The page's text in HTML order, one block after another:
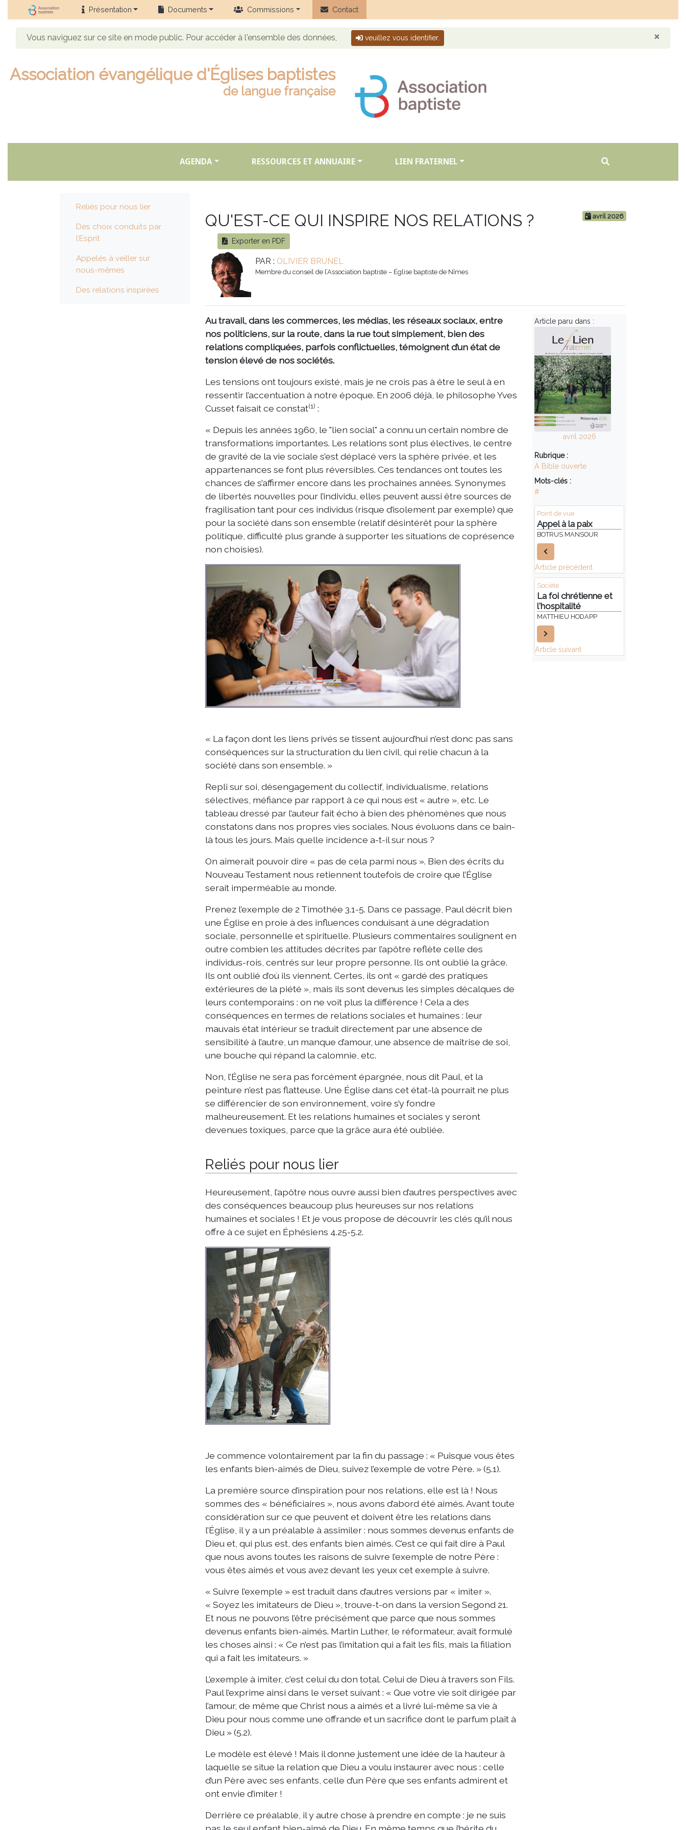
Présentation Documents Commissions Contact
Vous naviguez sur ce site en mode public. Pour accéder à l'ensemble des données, veuillez vous identifier. ×
Association évangélique d'Églises baptistes
de langue française
AGENDA RESSOURCES ET ANNUAIRE LIEN FRATERNEL
Reliés pour nous lier
Des choix conduits par
l’Esprit
Appelés à veiller sur
nous-mêmes
Des relations inspirées
avril 2026
QU'EST-CE QUI INSPIRE NOS RELATIONS ?
Exporter en PDF
PAR : OLIVIER BRUNEL
Membre du conseil de l’Association baptiste – Église baptiste de Nîmes
Au travail, dans les commerces, les médias, les réseaux sociaux, entre
nos politiciens, sur la route, dans la rue tout simplement, bien des
relations compliquées, parfois conflictuelles, témoignent d’un état de
tension élevé de nos sociétés.
Les tensions ont toujours existé, mais je ne crois pas à être le seul à en
ressentir l’accentuation à notre époque. En 2006 déjà, le philosophe Yves
Cusset faisait ce constat(1) :
« Depuis les années 1960, le "lien social" a connu un certain nombre de
transformations importantes. Les relations sont plus électives, le centre
de gravité de la vie sociale s’est déplacé vers la sphère privée, et les
appartenances se font plus réversibles. Ces tendances ont toutes les
chances de s’affirmer encore dans les prochaines années. Synonymes
de libertés nouvelles pour l’individu, elles peuvent aussi être sources de
fragilisation tant pour ces individus (risque d’isolement par exemple) que
pour la société dans son ensemble (relatif désintérêt pour la sphère
politique, difficulté plus grande à supporter les situations de coprésence
non choisies).
« La façon dont les liens privés se tissent aujourd’hui n’est donc pas sans
conséquences sur la structuration du lien civil, qui relie chacun à la
société dans son ensemble. »
Repli sur soi, désengagement du collectif, individualisme, relations
sélectives, méfiance par rapport à ce qui nous est « autre », etc. Le
tableau dressé par l’auteur fait écho à bien des phénomènes que nous
constatons dans nos propres vies sociales. Nous évoluons dans ce bain-
là tous les jours. Mais quelle incidence a-t-il sur nous ?
On aimerait pouvoir dire « pas de cela parmi nous ». Bien des écrits du
Nouveau Testament nous retiennent toutefois de croire que l’Église
serait imperméable au monde.
Prenez l’exemple de 2 Timothée 3.1-5. Dans ce passage, Paul décrit bien
une Église en proie à des influences conduisant à une dégradation
sociale, personnelle et spirituelle. Plusieurs commentaires soulignent en
outre combien les attitudes décrites par l’apôtre reflète celle des
individus-rois, centrés sur leur propre personne. Ils ont oublié la grâce.
Ils ont oublié d’où ils viennent. Certes, ils ont « gardé des pratiques
extérieures de la piété », mais ils sont devenus les simples décalques de
leurs contemporains : on ne voit plus la différence ! Cela a des
conséquences en termes de relations sociales et humaines : leur
mauvais état intérieur se traduit directement par une absence de
sensibilité à l’autre, un manque d’amour, une absence de maîtrise de soi,
une bouche qui répand la calomnie, etc.
Non, l’Église ne sera pas forcément épargnée, nous dit Paul, et la
peinture n’est pas flatteuse. Une Église dans cet état-là pourrait ne plus
se différencier de son environnement, voire s’y fondre
malheureusement. Et les relations humaines et sociales y seront
devenues toxiques, parce que la grâce aura été oubliée.
Reliés pour nous lier
Heureusement, l’apôtre nous ouvre aussi bien d’autres perspectives avec
des conséquences beaucoup plus heureuses sur nos relations
humaines et sociales ! Et je vous propose de découvrir les clés qu’il nous
offre à ce sujet en Éphésiens 4.25-5.2.
Je commence volontairement par la fin du passage : « Puisque vous êtes
les enfants bien-aimés de Dieu, suivez l’exemple de votre Père. » (5.1).
La première source d’inspiration pour nos relations, elle est là ! Nous
sommes des « bénéficiaires », nous avons d’abord été aimés. Avant toute
considération sur ce que peuvent et doivent être les relations dans
l’Église, il y a un préalable à assimiler : nous sommes devenus enfants de
Dieu et, qui plus est, des enfants bien aimés. C’est ce qui fait dire à Paul
que nous avons toutes les raisons de suivre l’exemple de notre Père :
vous êtes aimés et vous avez devant les yeux cet exemple à suivre.
« Suivre l’exemple » est traduit dans d’autres versions par « imiter ».
« Soyez les imitateurs de Dieu », trouve-t-on dans la version Segond 21.
Et nous ne pouvons l’être précisément que parce que nous sommes
devenus enfants bien-aimés. Martin Luther, le réformateur, avait formulé
les choses ainsi : « Ce n’est pas l’imitation qui a fait les fils, mais la filiation
qui a fait les imitateurs. »
L’exemple à imiter, c’est celui du don total. Celui de Dieu à travers son Fils.
Paul l’exprime ainsi dans le verset suivant : « Que votre vie soit dirigée par
l’amour, de même que Christ nous a aimés et a livré lui-même sa vie à
Dieu pour nous comme une offrande et un sacrifice dont le parfum plaît à
Dieu » (5.2).
Le modèle est élevé ! Mais il donne justement une idée de la hauteur à
laquelle se situe la relation que Dieu a voulu instaurer avec nous : celle
d’un Père avec ses enfants, celle d’un Père que ses enfants admirent et
ont envie d’imiter !
Derrière ce préalable, il y autre chose à prendre en compte : je ne suis
Article paru dans :
avril 2026
Rubrique :
À Bible ouverte
Mots-clés :
#
Point de vue
Appel à la paix
BOTRUS MANSOUR
Article précédent
Société
La foi chrétienne et
l'hospitalité
MATTHIEU HODAPP
Article suivant